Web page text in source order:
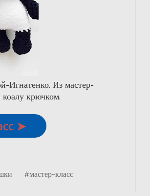
Игнатенко. Из мастер-
коалу крючком.
➤
#мастер-класс